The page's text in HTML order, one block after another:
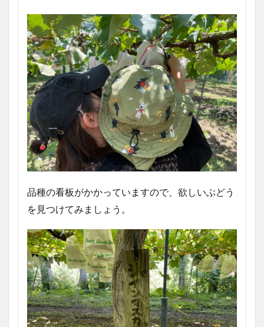
品種の看板がかかっていますので、欲しいぶどう
を見つけてみましょう。